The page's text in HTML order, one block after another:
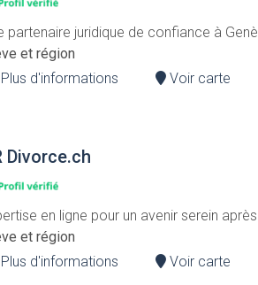
partenaire juridique de confiance à
et région
Plus d'informations
Voir carte
Divorce.ch
en ligne pour un avenir serein
et région
Plus d'informations
Voir carte